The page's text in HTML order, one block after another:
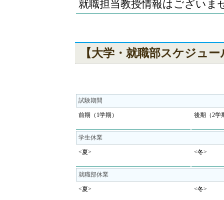
就職担当教授情報はございま
【大学・就職部スケジュー
試験期間
前期（1学期） 後期（2学
学生休業
<夏> <冬>
就職部休業
<夏> <冬>